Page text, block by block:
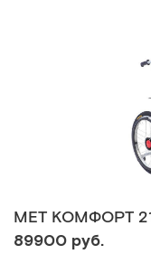
MET КОМФОРТ
89900 руб.